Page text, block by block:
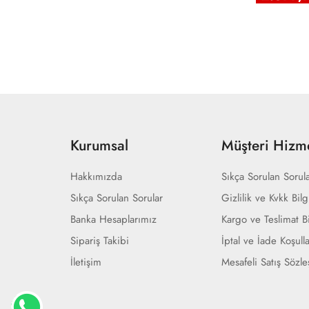
Kurumsal
Hakkımızda
Sıkça Sorulan Sorular
Banka Hesaplarımız
Sipariş Takibi
İletişim
Müşteri
Sıkça Sorulan
Gizlilik ve Kvkk
Kargo ve Teslimat
İptal ve İade
Mesafeli Satış